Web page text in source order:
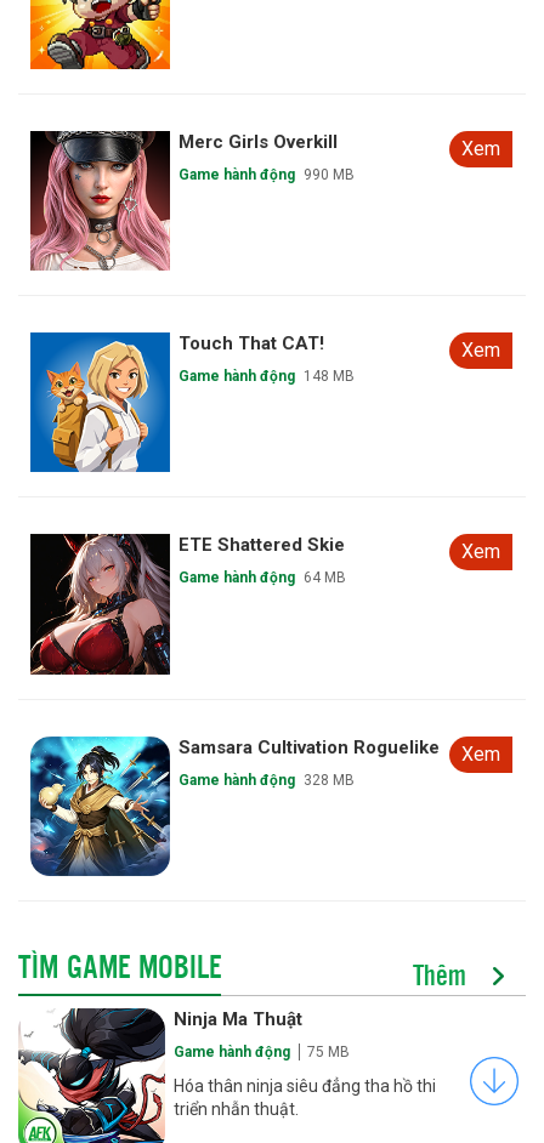
Merc Girls Overkill
Game hành động 990 MB
Xem
Touch That CAT!
Game hành động 148 MB
Xem
ETE Shattered Skie
Game hành động 64 MB
Xem
Samsara Cultivation Roguelike
Game hành động 328 MB
Xem
TÌM GAME MOBILE Thêm
Ninja Ma Thuật
Game hành động 75 MB
Hóa thân ninja siêu đẳng tha hồ thi
triển nhẫn thuật.